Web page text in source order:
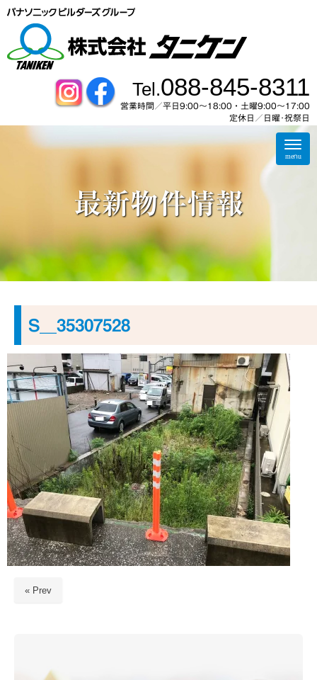
Tel.088-845-8311
営業時間／平日9:00～18:00・土曜9:00〜17:00
定休日／日曜･祝祭日
N
a
v
menu
最新物件情報
S__35307528
« Prev